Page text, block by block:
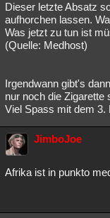
Dieser letzte Absatz
aufhorchen lassen.
Was jetzt zu tun ist
(Quelle: Medhost)
Irgendwann gibt's
nur noch die Zigarette
Viel Spass mit dem 3.
JimboJoe
Afrika ist in punkto